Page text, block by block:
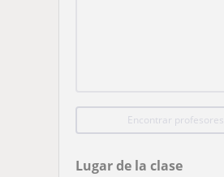
Encontrar profesores
Lugar de la clase